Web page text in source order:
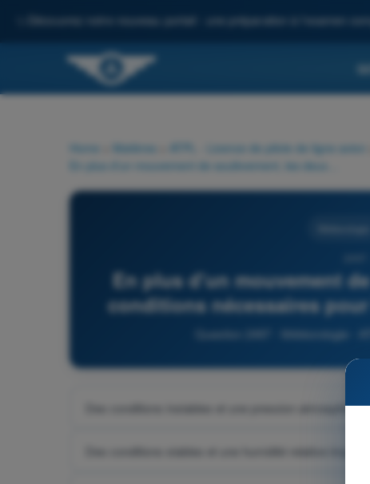
Découvrez notre nouveau portail : une préparation à l'examen
Home Matières ATPL - Licence de pilote de ligne avion
En plus d'un mouvement
conditions nécessaires
Question 2497 - Météorologie -
Des conditions instables et une pression
Des conditions stables et une humidité relative